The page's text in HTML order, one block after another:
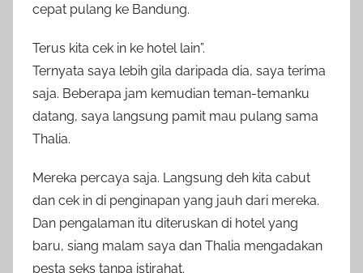
cepat pulang ke Bandung.
Terus kita cek in ke hotel lain”.
Ternyata saya lebih gila daripada dia, saya terima
saja. Beberapa jam kemudian teman-temanku
datang, saya langsung pamit mau pulang sama
Thalia.
Mereka percaya saja. Langsung deh kita cabut
dan cek in di penginapan yang jauh dari mereka.
Dan pengalaman itu diteruskan di hotel yang
baru, siang malam saya dan Thalia mengadakan
pesta seks tanpa istirahat.